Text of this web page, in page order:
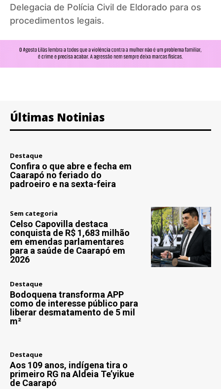
Delegacia de Polícia Civil de Eldorado para os
procedimentos legais.
Últimas Notinias
Destaque
Confira o que abre e fecha em
Caarapó no feriado do
padroeiro e na sexta-feira
Sem categoria
Celso Capovilla destaca
conquista de R$ 1,683 milhão
em emendas parlamentares
para a saúde de Caarapó em
2026
Destaque
Bodoquena transforma APP
como de interesse público para
liberar desmatamento de 5 mil
m²
Destaque
Aos 109 anos, indígena tira o
primeiro RG na Aldeia Te’yikue
de Caarapó